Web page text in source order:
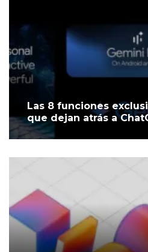
Las 8 funciones
que dejan atrás a